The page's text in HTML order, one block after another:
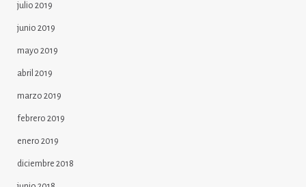
julio 2019
junio 2019
mayo 2019
abril 2019
marzo 2019
febrero 2019
enero 2019
diciembre 2018